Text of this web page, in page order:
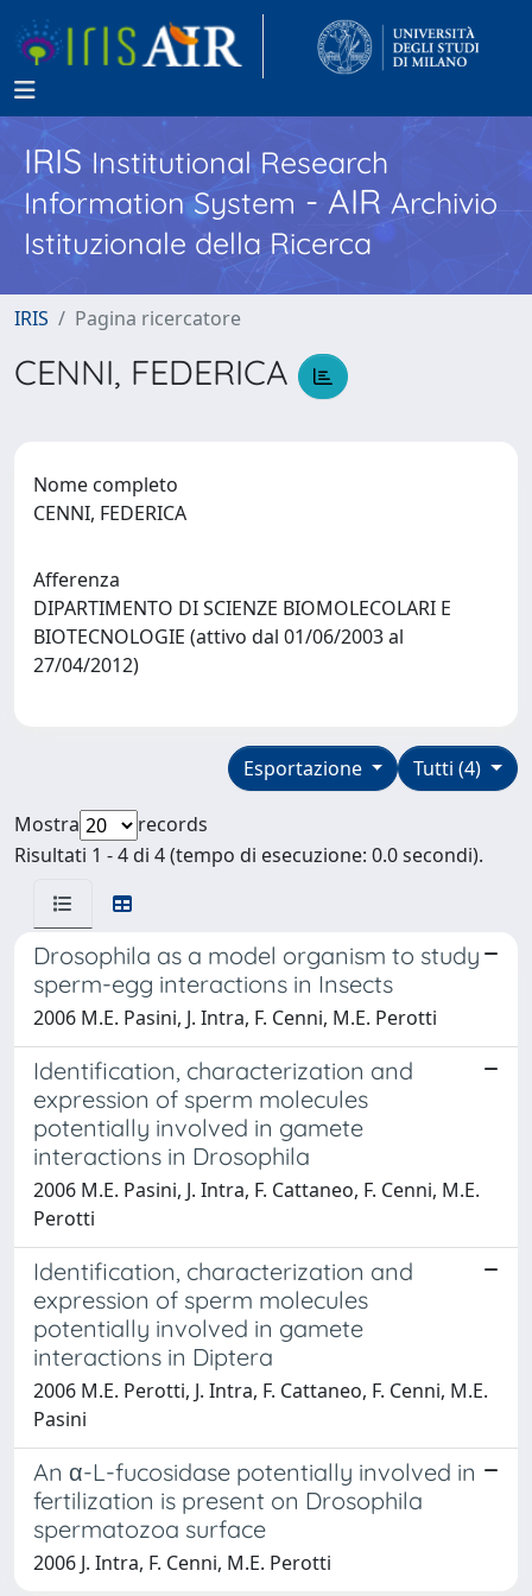
IRISInstitutional Research
Information System - AIR Archivio
Istituzionale della Ricerca
IRIS Pagina ricercatore
CENNI, FEDERICA
Nome completo
CENNI, FEDERICA
Afferenza
DIPARTIMENTO DI SCIENZE BIOMOLECOLARI E
BIOTECNOLOGIE (attivo dal 01/06/2003 al
27/04/2012)
Tutti (4)
Esportazione
Mostra
records
Risultati 1 - 4 di 4 (tempo di esecuzione: 0.0 secondi).
Drosophila as a model organism to study
sperm-egg interactions in Insects
2006 M.E. Pasini, J. Intra, F. Cenni, M.E. Perotti
Identification, characterization and
expression of sperm molecules
potentially involved in gamete
interactions in Drosophila
2006 M.E. Pasini, J. Intra, F. Cattaneo, F. Cenni, M.E.
Perotti
Identification, characterization and
expression of sperm molecules
potentially involved in gamete
interactions in Diptera
2006 M.E. Perotti, J. Intra, F. Cattaneo, F. Cenni, M.E.
Pasini
An α-L-fucosidase potentially involved in
fertilization is present on Drosophila
spermatozoa surface
2006 J. Intra, F. Cenni, M.E. Perotti